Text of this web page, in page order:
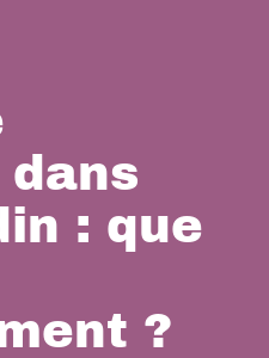
: que
?